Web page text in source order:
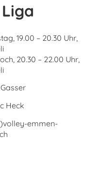
19.00 – 20.30 Uhr,
20.30 – 22.00 Uhr,
Heck
emmen-